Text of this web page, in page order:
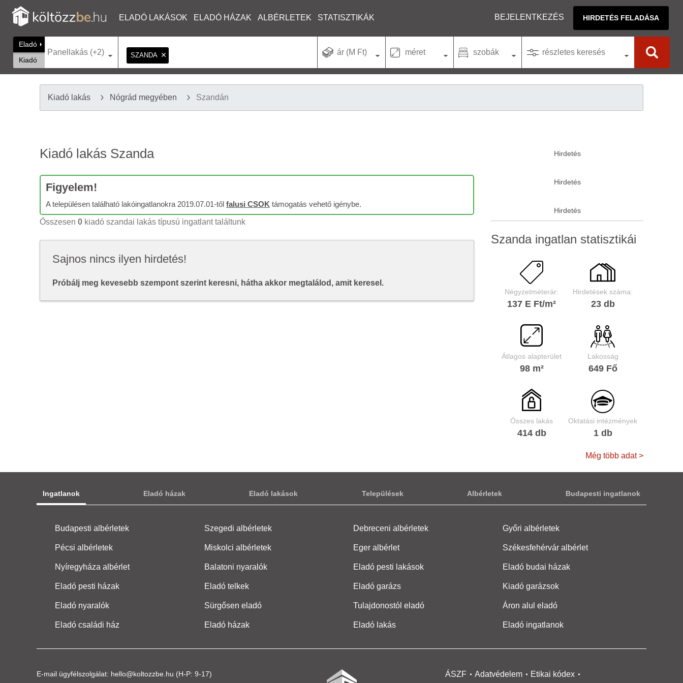
ELADÓ LAKÁSOK ELADÓ HÁZAK ALBÉRLETEK STATISZTIKÁK BEJELENTKEZÉS HIRDETÉS FELADÁSA
Eladó
Kiadó
Panellakás (+2) SZANDA ár (M Ft) méret szobák részletes keresés
Kiadó lakás Nógrád megyében Szandán
Kiadó lakás Szanda
Figyelem!
A településen található lakóingatlanokra 2019.07.01-től falusi CSOK támogatás vehető igénybe.
Összesen 0 kiadó szandai lakás típusú ingatlant találtunk
Sajnos nincs ilyen hirdetés!
Próbálj meg kevesebb szempont szerint keresni, hátha akkor megtalálod, amit keresel.
Szanda ingatlan statisztikái
Négyzetméterár:
137 E Ft/m²
Hirdetések száma:
23 db
Átlagos alapterület
98 m²
Lakosság
649 Fő
Összes lakás
414 db
Oktatási intézmények
1 db
Még több adat >
Ingatlanok Eladó házak Eladó lakások Települések Albérletek Budapesti ingatlanok
Budapesti albérletek Szegedi albérletek Debreceni albérletek Győri albérletek
Pécsi albérletek Miskolci albérletek Eger albérlet Székesfehérvár albérlet
Nyíregyháza albérlet Balatoni nyaralók Eladó pesti lakások Eladó budai házak
Eladó pesti házak Eladó telkek Eladó garázs Kiadó garázsok
Eladó nyaralók Sürgősen eladó Tulajdonostól eladó Áron alul eladó
Eladó családi ház Eladó házak Eladó lakás Eladó ingatlanok
E-mail ügyfélszolgálat: hello@koltozzbe.hu (H-P: 9-17) ÁSZF Adatvédelem Etikai kódex